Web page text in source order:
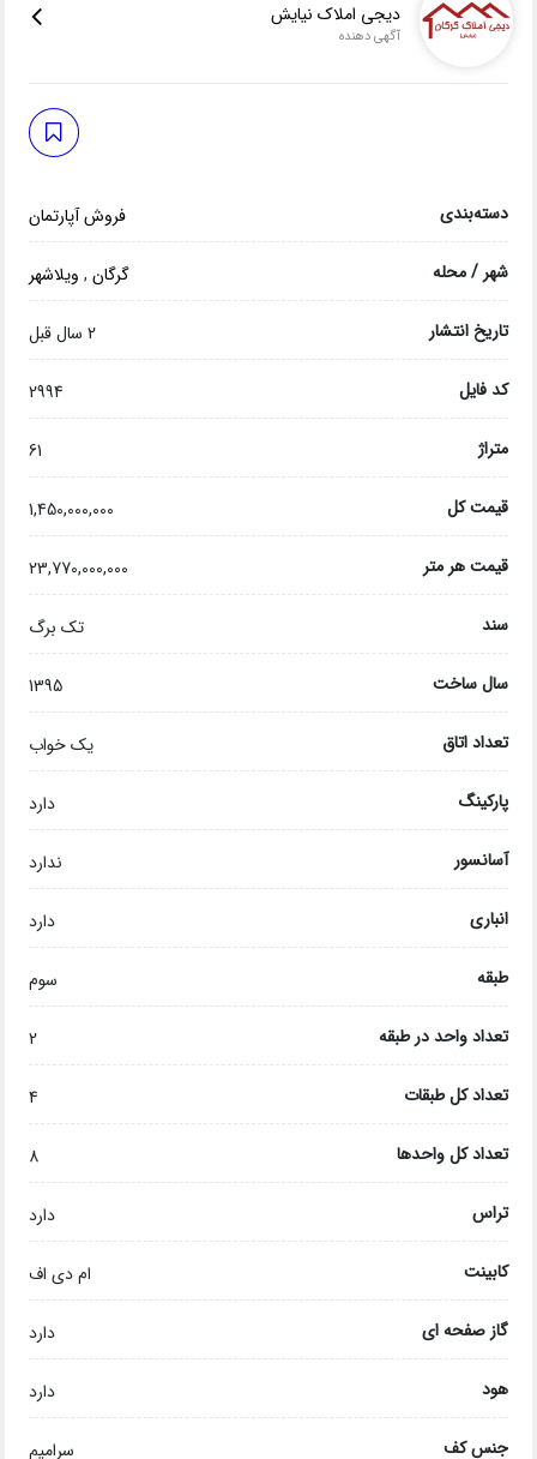
دیجی املاک نیایش
آگهی دهنده
دسته‌بندی فروش آپارتمان
شهر / محله گرگان, ویلاشهر
تاریخ انتشار 2 سال قبل
کد فایل 2994
متراژ 61
قیمت کل 1,450,000,000
قیمت هر متر 23,770,000,000
سند تک برگ
سال ساخت 1395
تعداد اتاق یک خواب
پارکینگ دارد
آسانسور ندارد
انباری دارد
طبقه سوم
تعداد واحد در طبقه 2
تعداد کل طبقات 4
تعداد کل واحدها 8
تراس دارد
کابینت ام دی اف
گاز صفحه ای دارد
هود دارد
جنس کف سرامیم